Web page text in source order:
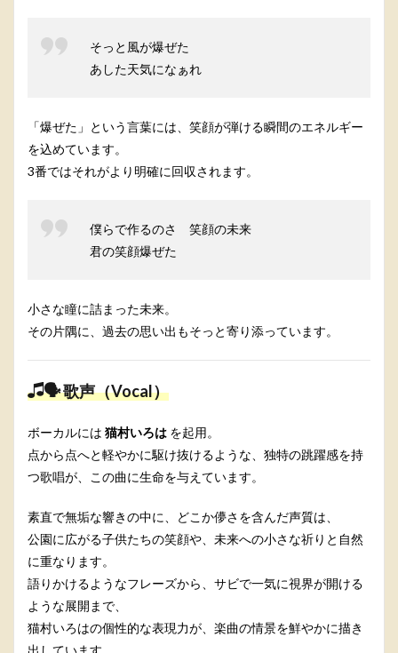
そっと風が爆ぜた
あした天気になぁれ
「爆ぜた」という言葉には、笑顔が弾ける瞬間のエネルギー
を込めています。
3番ではそれがより明確に回収されます。
僕らで作るのさ 笑顔の未来
君の笑顔爆ぜた
小さな瞳に詰まった未来。
その片隅に、過去の思い出もそっと寄り添っています。
🗣 歌声（Vocal）
ボーカルには 猫村いろは を起用。
点から点へと軽やかに駆け抜けるような、独特の跳躍感を持
つ歌唱が、この曲に生命を与えています。
素直で無垢な響きの中に、どこか儚さを含んだ声質は、
公園に広がる子供たちの笑顔や、未来への小さな祈りと自然
に重なります。
語りかけるようなフレーズから、サビで一気に視界が開ける
ような展開まで、
猫村いろはの個性的な表現力が、楽曲の情景を鮮やかに描き
出しています。